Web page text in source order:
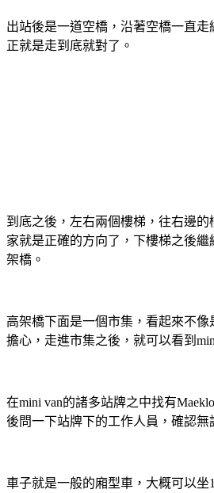
出站後是一道空橋，沿著空橋一直走
正就是走到底就對了。
到底之後，左右兩個樓梯，往右邊
家就是正確的方向了，下樓梯之後
架橋。
高架橋下面是一個市集，看起來不像
擔心，走進市集之後，就可以看到
在mini van的諸多站牌之中找有
後問一下站牌下的工作人員，確認無
車子就是一般的廂型車，大概可以坐